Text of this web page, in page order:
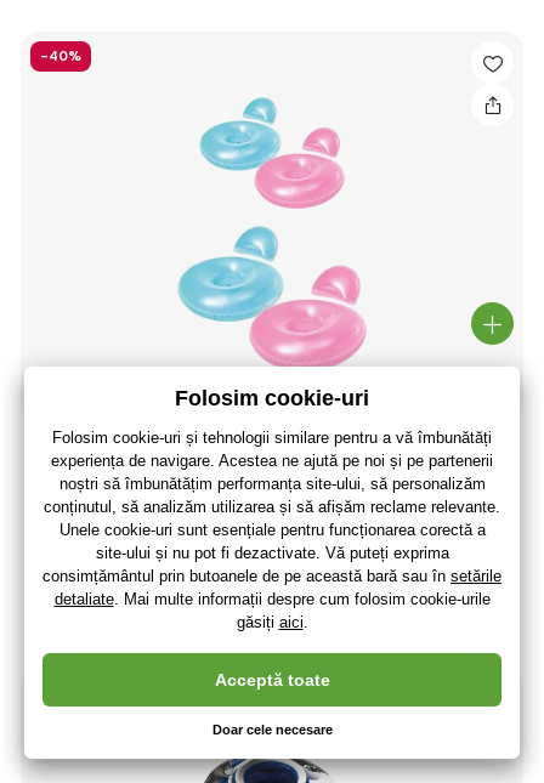
-40%
Intex 58889 șezlong rotund gonflabil
45,10 lei
,75 lei (-40 %)
,28 leifără TVA
+ 9 puncte
(La dumneavoastră 13.08.)